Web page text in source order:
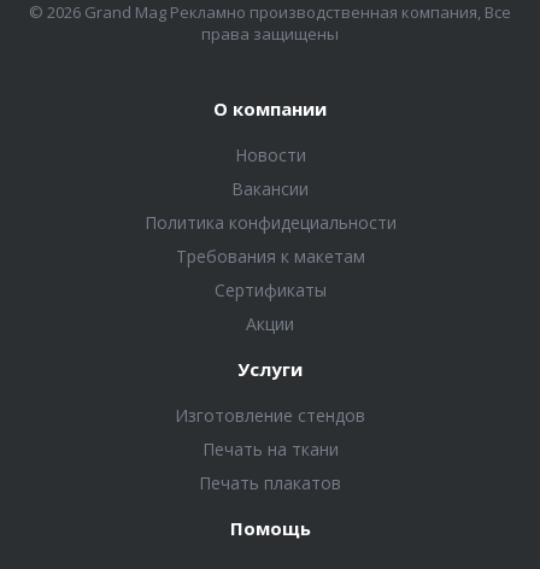
© 2026 Grand Mag Рекламно производственная компания, Все
права защищены
О компании
Новости
Вакансии
Политика конфидециальности
Требования к макетам
Сертификаты
Акции
Услуги
Изготовление стендов
Печать на ткани
Печать плакатов
Помощь